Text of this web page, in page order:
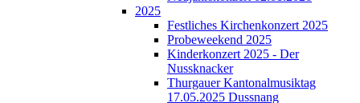
2025
Festliches Kirchenkonzert 2025
Probeweekend 2025
Kinderkonzert 2025 - Der
Nussknacker
Thurgauer Kantonalmusiktag
17.05.2025 Dussnang